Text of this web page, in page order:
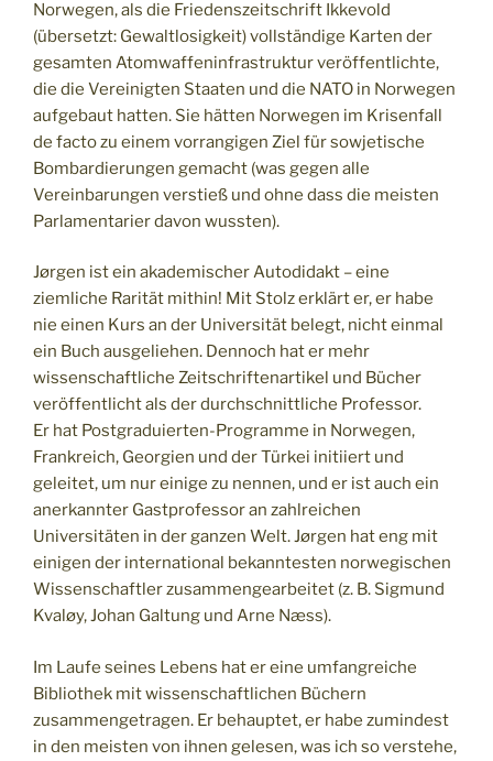
Norwegen, als die Friedenszeitschrift Ikkevold
(übersetzt: Gewaltlosigkeit) vollständige Karten der
gesamten Atomwaffeninfrastruktur veröffentlichte,
die die Vereinigten Staaten und die NATO in Norwegen
aufgebaut hatten. Sie hätten Norwegen im Krisenfall
de facto zu einem vorrangigen Ziel für sowjetische
Bombardierungen gemacht (was gegen alle
Vereinbarungen verstieß und ohne dass die meisten
Parlamentarier davon wussten).
Jørgen ist ein akademischer Autodidakt – eine
ziemliche Rarität mithin! Mit Stolz erklärt er, er habe
nie einen Kurs an der Universität belegt, nicht einmal
ein Buch ausgeliehen. Dennoch hat er mehr
wissenschaftliche Zeitschriftenartikel und Bücher
veröffentlicht als der durchschnittliche Professor.
Er hat Postgraduierten-Programme in Norwegen,
Frankreich, Georgien und der Türkei initiiert und
geleitet, um nur einige zu nennen, und er ist auch ein
anerkannter Gastprofessor an zahlreichen
Universitäten in der ganzen Welt. Jørgen hat eng mit
einigen der international bekanntesten norwegischen
Wissenschaftler zusammengearbeitet (z. B. Sigmund
Kvaløy, Johan Galtung und Arne Næss).
Im Laufe seines Lebens hat er eine umfangreiche
Bibliothek mit wissenschaftlichen Büchern
zusammengetragen. Er behauptet, er habe zumindest
in den meisten von ihnen gelesen, was ich so verstehe,